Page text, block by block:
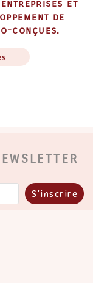
entreprises et
de
conçues.